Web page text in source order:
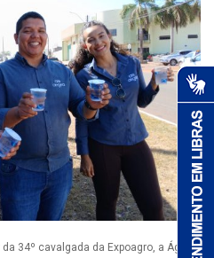
34º cavalgada da Expoagro, a Águas